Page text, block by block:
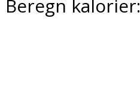
Beregn kalorier: